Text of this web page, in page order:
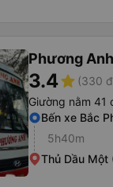
Phương Anh
3.4star (330
Giường nằm 41
Bến xe Bắc
5h40m
Thủ Dầu Một